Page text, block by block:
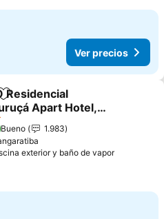
Ver precios
Agregar a favoritos
Residencial
Apart Hotel,
Bueno
1.983
exterior y baño de vaporVer